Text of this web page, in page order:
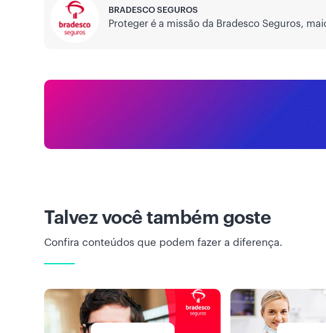
BRADESCO SEGUROS
Proteger é a missão da Bradesco Seguros,
Talvez você também goste
Confira conteúdos que podem fazer a diferença.